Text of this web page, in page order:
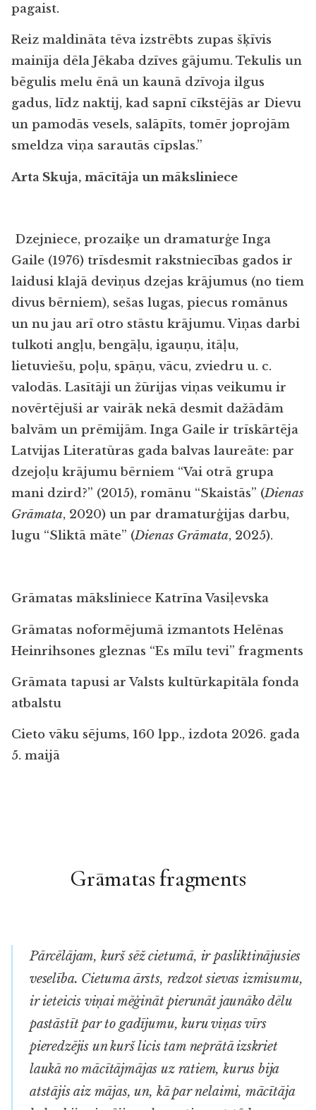
pagaist.
Reiz maldināta tēva izstrēbts zupas šķīvis
mainīja dēla Jēkaba dzīves gājumu. Tekulis un
bēgulis melu ēnā un kaunā dzīvoja ilgus
gadus, līdz naktij, kad sapnī cīkstējās ar Dievu
un pamodās vesels, salāpīts, tomēr joprojām
smeldza viņa sarautās cīpslas.”
Arta Skuja, mācītāja un māksliniece
Dzejniece, prozaiķe un dramaturģe Inga
Gaile (1976) trīsdesmit rakstniecības gados ir
laidusi klajā deviņus dzejas krājumus (no tiem
divus bērniem), sešas lugas, piecus romānus
un nu jau arī otro stāstu krājumu. Viņas darbi
tulkoti angļu, bengāļu, igauņu, itāļu,
lietuviešu, poļu, spāņu, vācu, zviedru u. c.
valodās. Lasītāji un žūrijas viņas veikumu ir
novērtējuši ar vairāk nekā desmit dažādām
balvām un prēmijām. Inga Gaile ir trīskārtēja
Latvijas Literatūras gada balvas laureāte: par
dzejoļu krājumu bērniem “Vai otrā grupa
mani dzird?” (2015), romānu “Skaistās” (Dienas
Grāmata, 2020) un par dramaturģijas darbu,
lugu “Sliktā māte” (Dienas Grāmata, 2025).
Grāmatas māksliniece Katrīna Vasiļevska
Grāmatas noformējumā izmantots Helēnas
Heinrihsones gleznas “Es mīlu tevi” fragments
Grāmata tapusi ar Valsts kultūrkapitāla fonda
atbalstu
Cieto vāku sējums, 160 lpp., izdota 2026. gada
5. maijā
Grāmatas fragments
Pārcēlājam, kurš sēž cietumā, ir pasliktinājusies
veselība. Cietuma ārsts, redzot sievas izmisumu,
ir ieteicis viņai mēģināt pie­runāt jaunāko dēlu
pastāstīt par to gadījumu, kuru viņas vīrs
pieredzējis un kurš licis tam neprātā izskriet
laukā no mācītāj­mājas uz ratiem, kurus bija
atstājis aiz mājas, un, kā par nelaimi, mācītāja